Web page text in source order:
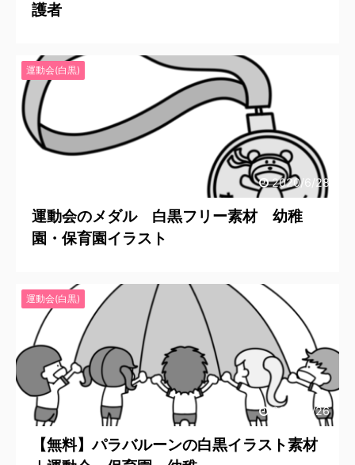
護者
2020/6/28
運動会(白黒)
運動会のメダル 白黒フリー素材 幼稚
園・保育園イラスト
2020/6/26
運動会(白黒)
【無料】パラバルーンの白黒イラスト素材